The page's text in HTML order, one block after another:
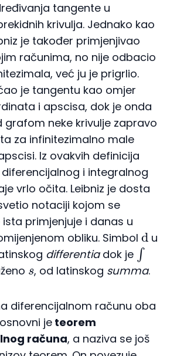
tangente u
krivulja. Jednako kao
je također primjenjivao
računima, no nije odbacio
već ju je prigrlio.
je tangentu kao omjer
i apscisa, dok je onda
grafom neke krivulje zapravo
za infinitezimalno male
Iz ovakvih definicija
i integralnog
vrlo očita. Leibniz je dosta
notaciji kojom se
primjenjuje i danas u
obliku. Simbol
d
u
differentiadok je
∫
s
, od latinskog summa.
diferencijalnom računu oba
je teorem
računa, a naziva se još